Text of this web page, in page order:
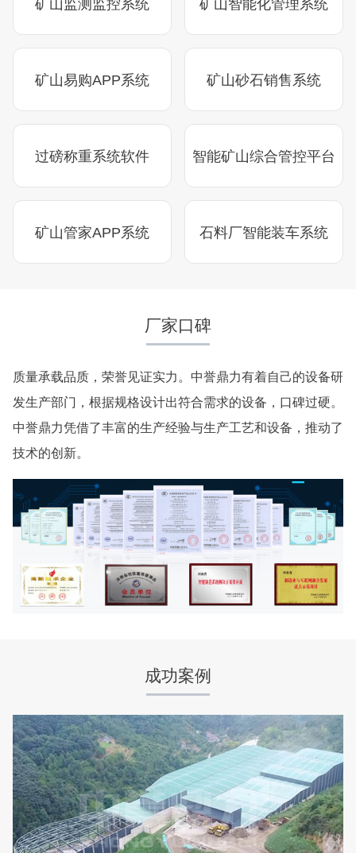
矿山监测监控系统 矿山智能化管理系统
矿山易购APP系统 矿山砂石销售系统
过磅称重系统软件 智能矿山综合管控平台
矿山管家APP系统 石料厂智能装车系统
厂家口碑
质量承载品质，荣誉见证实力。中誉鼎力有着自己的设备研
发生产部门，根据规格设计出符合需求的设备，口碑过硬。
中誉鼎力凭借了丰富的生产经验与生产工艺和设备，推动了
技术的创新。
成功案例
湖北省荆门市 时产500-600吨
项目业主 生产原料
湖北省梦皓矿业时产2000吨砂石骨料生产线
湖北省荆州市 时产2000吨
项目业主 生产原料
咨询该项目执行经理